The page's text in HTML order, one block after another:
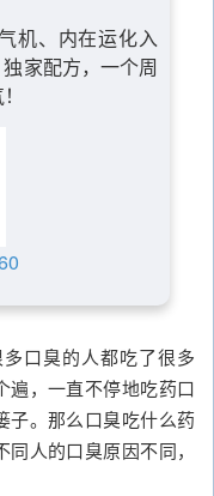
机、内在运化入
家配方，一个周
多口臭的人都吃了很多
遍，一直不停地吃药口
子。那么口臭吃什么药
人的口臭原因不同，